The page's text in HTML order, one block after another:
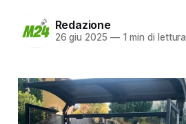
Redazione
26 giu 2025 —1 min di lettura